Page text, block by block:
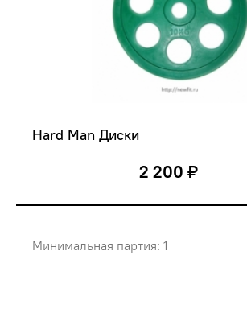
Hard Man Диски
2 200 ₽
Минимальная партия: 1